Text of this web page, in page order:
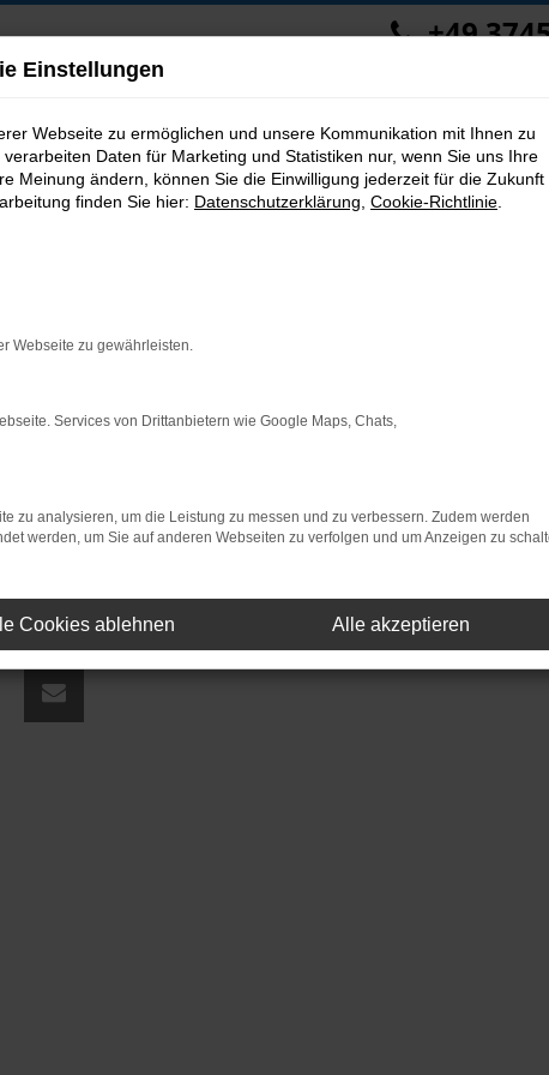
+49
Shop
Trading GmbH
Neustadt/Vogtland
Tel.:
Fax:
Mail:
by audaris.de
Einstellungen
Webseite zu ermöglichen und unsere Kommunikation mit Ihnen zu
Daten für Marketing und Statistiken nur, wenn Sie uns Ihre
Meinung ändern, können Sie die Einwilligung jederzeit für die Zukunft
finden Sie hier: Datenschutzerklärung Cookie-Richtlinie
Webseite zu gewährleisten.
Services von Drittanbietern wie Google Maps, Chats,
zu analysieren, um die Leistung zu messen und zu verbessern. Zudem werden
werden, um Sie auf anderen Webseiten zu verfolgen und um Anzeigen zu
Cookies ablehnen Alle akzeptieren